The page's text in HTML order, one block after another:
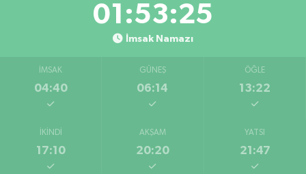
01:53:24
İmsak Namazı
İMSAK
04:40
GÜNEŞ
06:14
ÖĞLE
13:22
İKINDI
17:10
AKŞAM
20:20
YATSI
21:47